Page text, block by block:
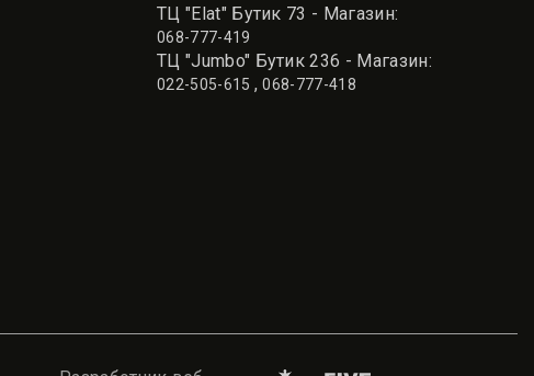
ТЦ "Elat" Бутик 73 - Магазин:
068-777-419
ТЦ "Jumbo" Бутик 236 - Магазин:
022-505-615 ,068-777-418